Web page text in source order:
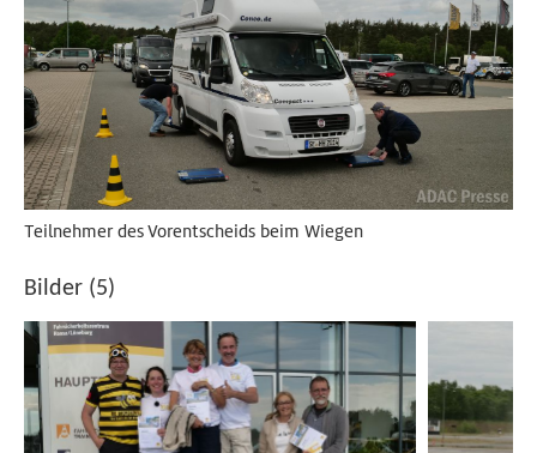
Teilnehmer des Vorentscheids beim Wiegen
Bilder (5)